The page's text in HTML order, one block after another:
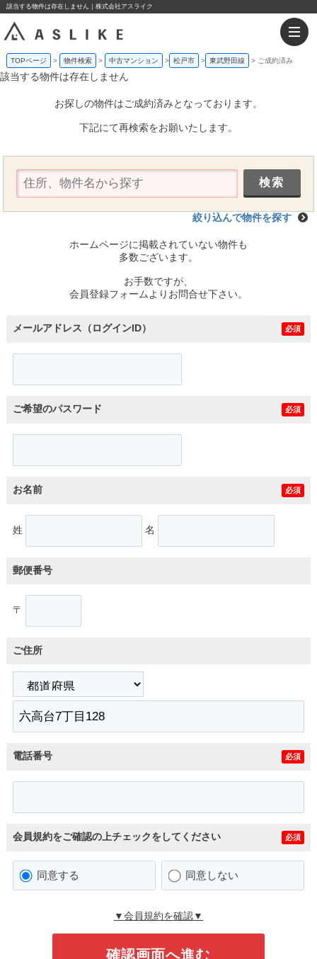
該当する物件は存在しません｜株式会社アスライク
TOPページ 物件検索 中古マンション 松戸市 東武野田線 ご成約済み
該当する物件は存在しません
お探しの物件はご成約済みとなっております。
下記にて再検索をお願いたします。
絞り込んで物件を探す
ホームページに掲載されていない物件も
多数ございます。
お手数ですが、
会員登録フォームよりお問合せ下さい。
メールアドレス（ログインID） 必須
ご希望のパスワード 必須
お名前 必須
姓 名
郵便番号
〒
ご住所
電話番号 必須
会員規約をご確認の上チェックをしてください 必須
同意する 同意しない
▼会員規約を確認▼